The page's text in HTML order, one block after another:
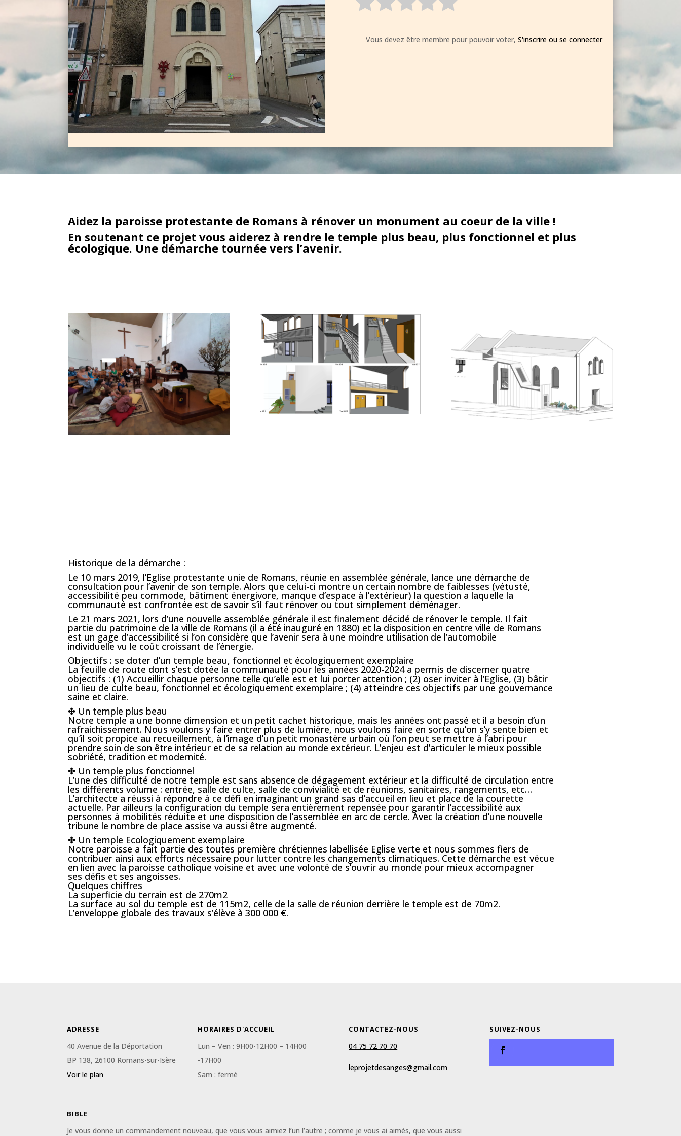
Vous devez être membre pour pouvoir voter, S'inscrire ou se connecter
Aidez la paroisse protestante de Romans à rénover un monument au coeur de la ville !
En soutenant ce projet vous aiderez à rendre le temple plus beau, plus fonctionnel et plus
écologique. Une démarche tournée vers l’avenir.
Historique de la démarche :
Le 10 mars 2019, l’Eglise protestante unie de Romans, réunie en assemblée générale, lance une démarche de
consultation pour l’avenir de son temple. Alors que celui-ci montre un certain nombre de faiblesses (vétusté,
accessibilité peu commode, bâtiment énergivore, manque d’espace à l’extérieur) la question a laquelle la
communauté est confrontée est de savoir s’il faut rénover ou tout simplement déménager.
Le 21 mars 2021, lors d’une nouvelle assemblée générale il est finalement décidé de rénover le temple. Il fait
partie du patrimoine de la ville de Romans (il a été inauguré en 1880) et la disposition en centre ville de Romans
est un gage d’accessibilité si l’on considère que l’avenir sera à une moindre utilisation de l’automobile
individuelle vu le coût croissant de l’énergie.
Objectifs : se doter d’un temple beau, fonctionnel et écologiquement exemplaire
La feuille de route dont s’est dotée la communauté pour les années 2020-2024 a permis de discerner quatre
objectifs : (1) Accueillir chaque personne telle qu’elle est et lui porter attention ; (2) oser inviter à l’Eglise, (3) bâtir
un lieu de culte beau, fonctionnel et écologiquement exemplaire ; (4) atteindre ces objectifs par une gouvernance
saine et claire.
✤ Un temple plus beau
Notre temple a une bonne dimension et un petit cachet historique, mais les années ont passé et il a besoin d’un
rafraichissement. Nous voulons y faire entrer plus de lumière, nous voulons faire en sorte qu’on s’y sente bien et
qu’il soit propice au recueillement, à l’image d’un petit monastère urbain où l’on peut se mettre à l’abri pour
prendre soin de son être intérieur et de sa relation au monde extérieur. L’enjeu est d’articuler le mieux possible
sobriété, tradition et modernité.
✤ Un temple plus fonctionnel
L’une des difficulté de notre temple est sans absence de dégagement extérieur et la difficulté de circulation entre
les différents volume : entrée, salle de culte, salle de convivialité et de réunions, sanitaires, rangements, etc…
L’architecte a réussi à répondre à ce défi en imaginant un grand sas d’accueil en lieu et place de la courette
actuelle. Par ailleurs la configuration du temple sera entièrement repensée pour garantir l’accessibilité aux
personnes à mobilités réduite et une disposition de l’assemblée en arc de cercle. Avec la création d’une nouvelle
tribune le nombre de place assise va aussi être augmenté.
✤ Un temple Ecologiquement exemplaire
Notre paroisse a fait partie des toutes première chrétiennes labellisée Eglise verte et nous sommes fiers de
contribuer ainsi aux efforts nécessaire pour lutter contre les changements climatiques. Cette démarche est vécue
en lien avec la paroisse catholique voisine et avec une volonté de s’ouvrir au monde pour mieux accompagner
ses défis et ses angoisses.
Quelques chiffres
La superficie du terrain est de 270m2
La surface au sol du temple est de 115m2, celle de la salle de réunion derrière le temple est de 70m2.
L’enveloppe globale des travaux s’élève à 300 000 €.
ADRESSE
40 Avenue de la Déportation
BP 138, 26100 Romans-sur-Isère
Voir le plan
HORAIRES D'ACCUEIL
Lun – Ven : 9H00-12H00 – 14H00
-17H00
Sam : fermé
CONTACTEZ-NOUS
04 75 72 70 70
leprojetdesanges@gmail.com
SUIVEZ-NOUS
BIBLE
Je vous donne un commandement nouveau, que vous vous aimiez l’un l’autre ; comme je vous ai aimés, que vous aussi